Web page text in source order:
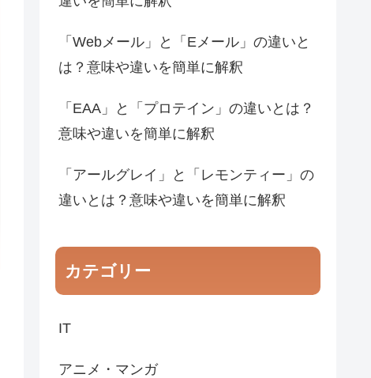
「Webメール」と「Eメール」の違いと
は？意味や違いを簡単に解釈
「EAA」と「プロテイン」の違いとは？
意味や違いを簡単に解釈
「アールグレイ」と「レモンティー」の
違いとは？意味や違いを簡単に解釈
カテゴリー
IT
アニメ・マンガ